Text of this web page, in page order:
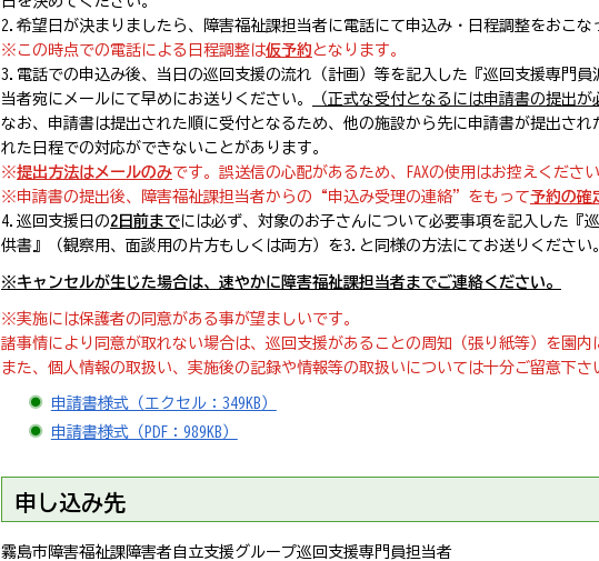
2.希望日が決まりましたら、障害福祉課担当者に電話にて申込み・日程調整をおこな
※この時点での電話による日程調整は仮予約 となります。
3.電話での申込み後、当日の巡回支援の流れ（計画）等を記入した『巡回支援専門員
当者宛にメールにて早めにお送りください。
（正式な受付となるには申請書の提出が
なお、申請書は提出された順に受付となるため、他の施設から先に申請書が提出され
れた日程での対応ができないことがあります。
※提出方法はメールのみです。誤送信の心配があるため、FAXの使用はお控えください
※申請書の提出後、障害福祉課担当者か らの“申込み受理の連絡”をもって予約の確
4.巡回支援日の2日前までには必ず、対象のお子さんについて必要事項を記入した『
供書』（観察用、面談用の片方もしくは両方）を3.と同様の方法にてお送りください。
※キャンセルが生じた場合は、速やかに障害福祉課担当者までご連絡ください。
※実施には保護者の同意がある事が望ましいです。
諸事情により同意が取れない場合は、巡回支援があることの周知（張り紙等）を園内
また、個人情報の取扱い、実施後の記録や情報等の取扱いについては十分ご留意下さ
申請書様式（エクセル：349KB）
申請書様式（PDF：989KB）
申し込み先
霧島市障害福祉課障害者自立支援グループ巡回支援専門員担当者